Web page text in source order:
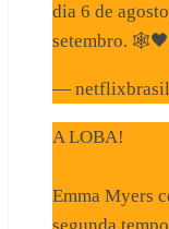
dia 6 de
setembro. 🕸️🖤
—
A LOBA!
Emma Myers